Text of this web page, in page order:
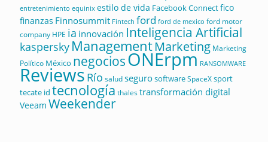
entretenimiento equinix estilo de vida Facebook Connectfico
finanzas Finnosummit Fintech ford ford de mexico ford motor
company HPE ia innovación Inteligencia Artificial
kaspersky ManagementMarketing Marketing
Político México negociosONErpm RANSOMWARE
Reviews Río saludsegurosoftwareSpaceXsport
tecate id tecnología thalestransformación digital
Veeam Weekender